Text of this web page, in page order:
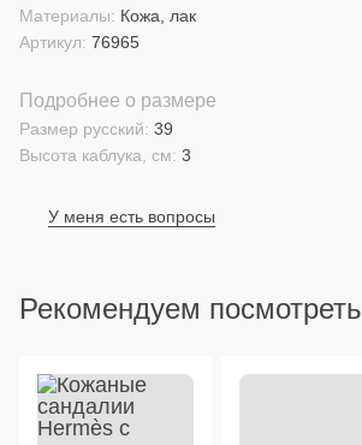
Материалы: Кожа, лак
Артикул: 76965
Подробнее о размере
Высота каблука, см: 3
Размер русский: 39
У меня есть вопросы
Рекомендуем посмотреть